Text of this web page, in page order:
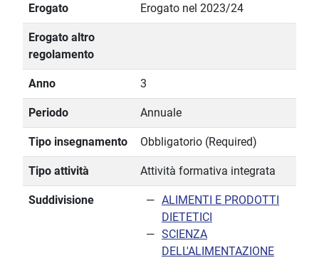
Erogato Erogato nel 2023/24
Erogato altro
regolamento
Anno 3
Periodo Annuale
Tipo insegnamento Obbligatorio (Required)
Tipo attività Attività formativa integrata
Suddivisione
ALIMENTI E PRODOTTI
DIETETICI
SCIENZA
DELL'ALIMENTAZIONE